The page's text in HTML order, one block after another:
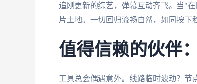
追刚更新的综艺，弹幕互动齐飞。当"
片土地。一切回归流畅自然，如同按下
值得信赖的伙伴
工具总会偶遇意外。线路临时波动？节